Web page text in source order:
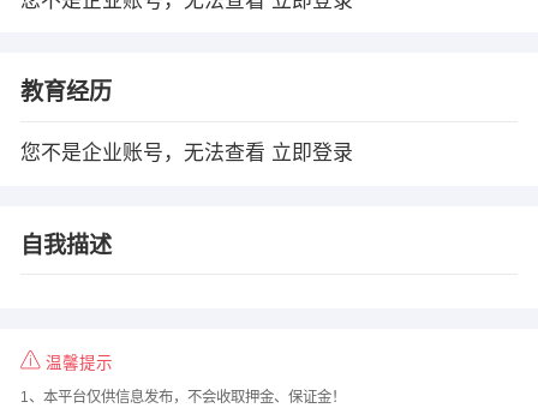
教育经历
您不是企业账号，无法查看 立即登录
自我描述
温馨提示
1、本平台仅供信息发布，不会收取押金、保证金！